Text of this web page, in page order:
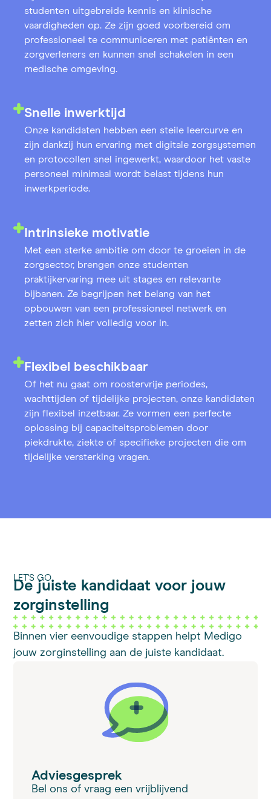
studenten uitgebreide kennis en klinische
vaardigheden op. Ze zijn goed voorbereid om
professioneel te communiceren met patiënten en
zorgverleners en kunnen snel schakelen in een
medische omgeving.
Snelle inwerktijd
Onze kandidaten hebben een steile leercurve en
zijn dankzij hun ervaring met digitale zorgsystemen
en protocollen snel ingewerkt, waardoor het vaste
personeel minimaal wordt belast tijdens hun
inwerkperiode.
Intrinsieke motivatie
Met een sterke ambitie om door te groeien in de
zorgsector, brengen onze studenten
praktijkervaring mee uit stages en relevante
bijbanen. Ze begrijpen het belang van het
opbouwen van een professioneel netwerk en
zetten zich hier volledig voor in.
Flexibel beschikbaar
Of het nu gaat om roostervrije periodes,
wachttijden of tijdelijke projecten, onze kandidaten
zijn flexibel inzetbaar. Ze vormen een perfecte
oplossing bij capaciteitsproblemen door
piekdrukte, ziekte of specifieke projecten die om
tijdelijke versterking vragen.
LET'S GO
De juiste kandidaat voor jouw
zorginstelling
Binnen vier eenvoudige stappen helpt Medigo
jouw zorginstelling aan de juiste kandidaat.
Adviesgesprek
Bel ons of vraag een vrijblijvend